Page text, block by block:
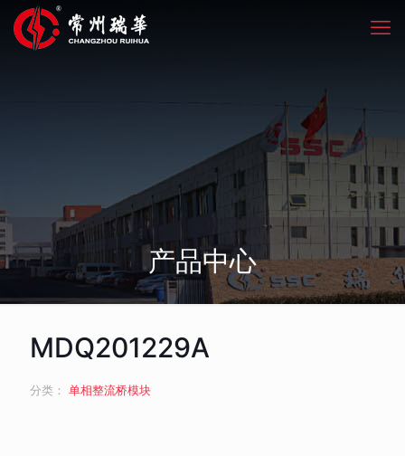
产品中心
MDQ201229A
分类： 单相整流桥模块